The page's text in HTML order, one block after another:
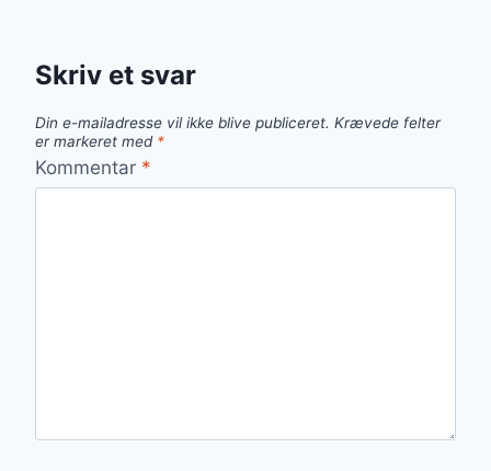
Skriv et svar
Din e-mailadresse vil ikke blive publiceret. Krævede felter
er markeret med *
Kommentar *